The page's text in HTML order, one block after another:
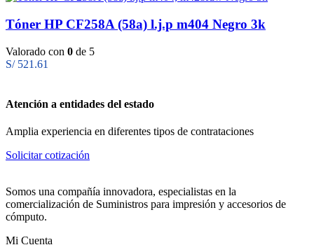
Tóner HP CF258A (58a) l.j.p m404 Negro 3k
Valorado con 0 de 5
S/521.61
Atención a entidades del estado
Amplia experiencia en diferentes tipos de contrataciones
Solicitar cotización
Somos una compañía innovadora, especialistas en la
comercialización de Suministros para impresión y accesorios de
cómputo.
Mi Cuenta